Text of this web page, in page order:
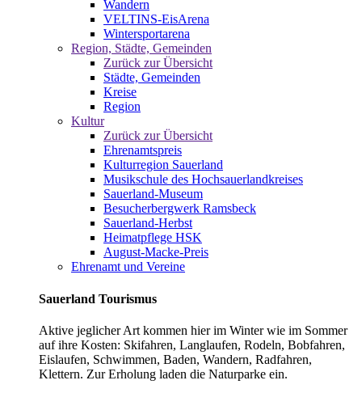
Wandern
VELTINS-EisArena
Wintersportarena
Region, Städte, Gemeinden
Zurück zur Übersicht
Städte, Gemeinden
Kreise
Region
Kultur
Zurück zur Übersicht
Ehrenamtspreis
Kulturregion Sauerland
Musikschule des Hochsauerlandkreises
Sauerland-Museum
Besucherbergwerk Ramsbeck
Sauerland-Herbst
Heimatpflege HSK
August-Macke-Preis
Ehrenamt und Vereine
Sauerland Tourismus
Aktive jeglicher Art kommen hier im Winter wie im Sommer
auf ihre Kosten: Skifahren, Langlaufen, Rodeln, Bobfahren,
Eislaufen, Schwimmen, Baden, Wandern, Radfahren,
Klettern. Zur Erholung laden die Naturparke ein.